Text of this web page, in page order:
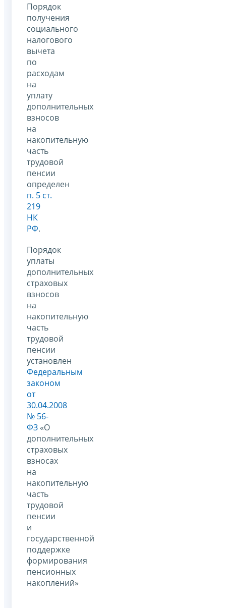
Порядок
получения
социального
налогового
вычета
по
расходам
на
уплату
дополнительных
взносов
на
накопительную
часть
трудовой
пенсии
определен
п. 5 ст.
219
НК
РФ.
Порядок
уплаты
дополнительных
страховых
взносов
на
накопительную
часть
трудовой
пенсии
установлен
Федеральным
законом
от
30.04.2008
№ 56-
ФЗ «О
дополнительных
страховых
взносах
на
накопительную
часть
трудовой
пенсии
и
государственной
поддержке
формирования
пенсионных
накоплений»